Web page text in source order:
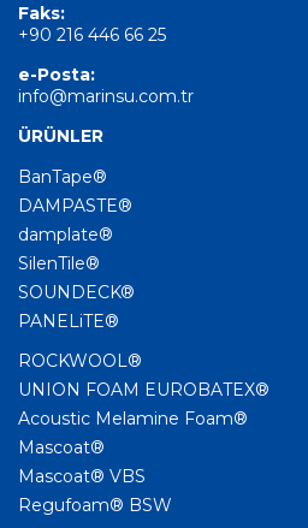
Faks:
+90 216 446 66 25
e-Posta:
info@marinsu.com.tr
ÜRÜNLER
BanTape®
DAMPASTE®
damplate®
SilenTile®
SOUNDECK®
PANELiTE®
ROCKWOOL®
UNION FOAM EUROBATEX®
Acoustic Melamine Foam®
Mascoat®
Mascoat® VBS
Regufoam® BSW